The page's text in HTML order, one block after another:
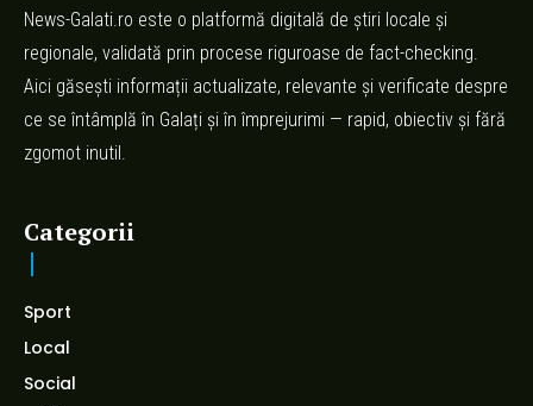
News-Galati.ro este o platformă digitală de știri locale și
regionale, validată prin procese riguroase de fact-checking.
Aici găsești informații actualizate, relevante și verificate despre
ce se întâmplă în Galați și în împrejurimi — rapid, obiectiv și fără
zgomot inutil.
Categorii
Sport
Local
Social